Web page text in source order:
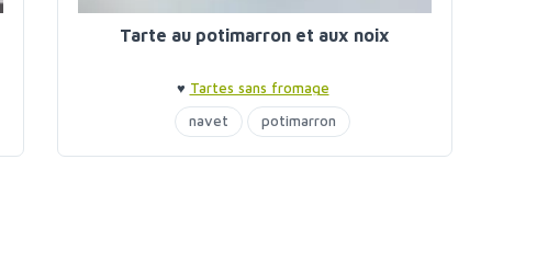
Tarte au potimarron et aux noix
♥ Tartes sans fromage
navet
potimarron
tartes sans fromage